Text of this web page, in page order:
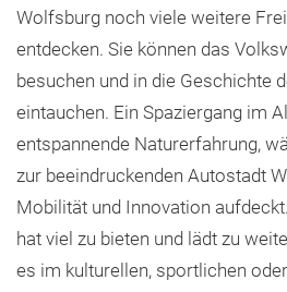
Wolfsburg noch viele weitere
entdecken. Sie können das
besuchen und in die Geschichte
eintauchen. Ein Spaziergang im
entspannende Naturerfahrung,
zur beeindruckenden Autostadt
Mobilität und Innovation
hat viel zu bieten und lädt zu
es im kulturellen, sportlichen